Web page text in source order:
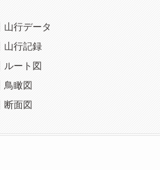
山行データ
山行記録
ルート図
鳥瞰図
断面図